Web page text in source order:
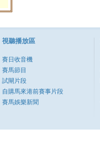
視聽播放區
賽日收音機
賽馬節目
試閘片段
自購馬來港前賽事片段
賽馬娛樂新聞